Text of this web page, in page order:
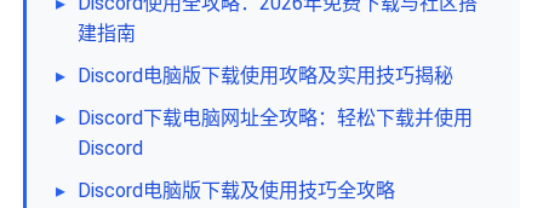
建指南
▸ Discord电脑版下载使用攻略及实用技巧揭秘
▸ Discord下载电脑网址全攻略：轻松下载并使用
Discord
▸ Discord电脑版下载及使用技巧全攻略